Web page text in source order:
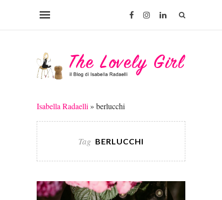
Isabella Radaelli » berlucchi
Tag BERLUCCHI